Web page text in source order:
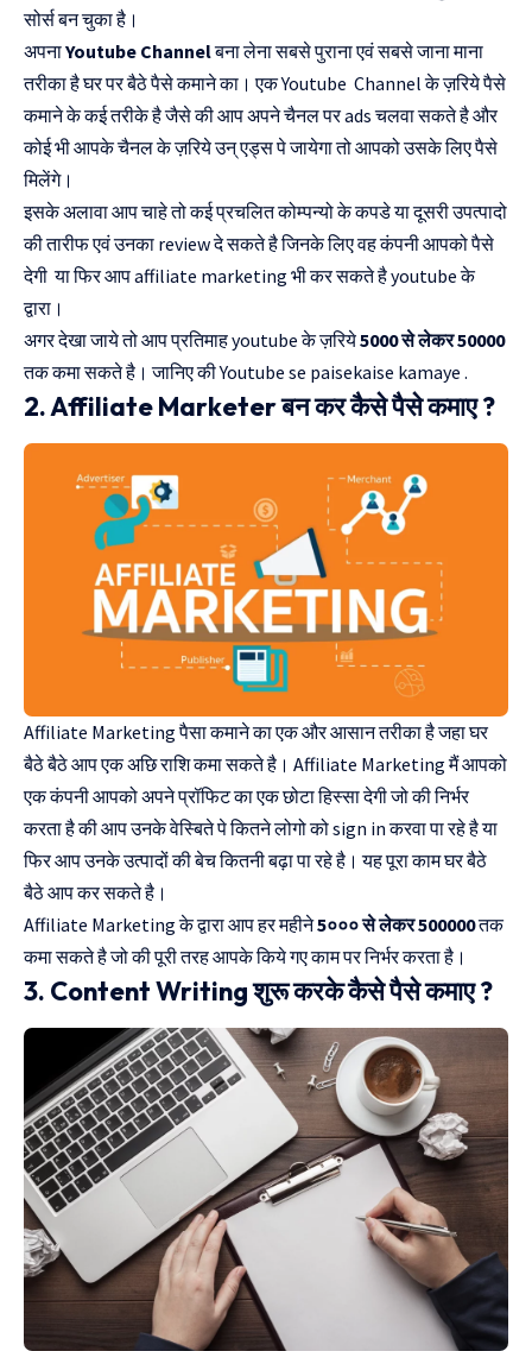
सोर्स बन चुका है।
अपनाYoutube Channelबना लेना सबसे पुराना एवं सबसे जाना माना
तरीका है घर पर बैठे पैसे कमाने का। एक Youtube Channel के ज़रिये पैसे
कमाने के कई तरीके है जैसे की आप अपने चैनल पर ads चलवा सकते है और
कोई भी आपके चैनल के ज़रिये उन् एड्स पे जायेगा तो आपको उसके लिए पैसे
मिलेंगे।
इसके अलावा आप चाहे तो कई प्रचलित कोम्पन्यो के कपडे या दूसरी उपत्पादो
की तारीफ एवं उनका review दे सकते है जिनके लिए वह कंपनी आपको पैसे
देगी या फिर आप affiliate marketing भी कर सकते है youtube के
द्वारा।
अगर देखा जाये तो आप प्रतिमाह youtube के ज़रिये5000 से लेकर 50000
तक कमा सकते है। जानिए कीYoutube se paisekaise kamaye .
2. Affiliate Marketer बन कर कैसे पैसे कमाए ?
Affiliate Marketing पैसा कमाने का एक और आसान तरीका है जहा घर
बैठे बैठे आप एक अछि राशि कमा सकते है। Affiliate Marketing मैं आपको
एक कंपनी आपको अपने प्रॉफिट का एक छोटा हिस्सा देगी जो की निर्भर
करता है की आप उनके वेस्बिते पे कितने लोगो को sign in करवा पा रहे है या
फिर आप उनके उत्पादों की बेच कितनी बढ़ा पा रहे है। यह पूरा काम घर बैठे
बैठे आप कर सकते है।
Affiliate Marketing के द्वारा आप हर महीने5००० से लेकर 500000तक
कमा सकते है जो की पूरी तरह आपके किये गए काम पर निर्भर करता है।
3. Content Writing शुरू करके कैसे पैसे कमाए ?